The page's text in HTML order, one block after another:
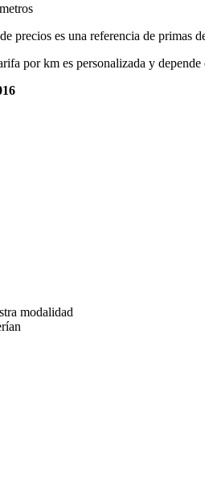
precios es una referencia de primas
por km es personalizada y
modalidad